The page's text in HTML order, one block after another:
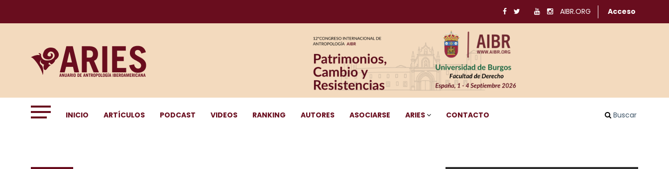
AIBR.ORG Acceso
INICIO ARTÍCULOS PODCAST VIDEOS RANKING AUTORES ASOCIARSE ARIES CONTACTO Buscar